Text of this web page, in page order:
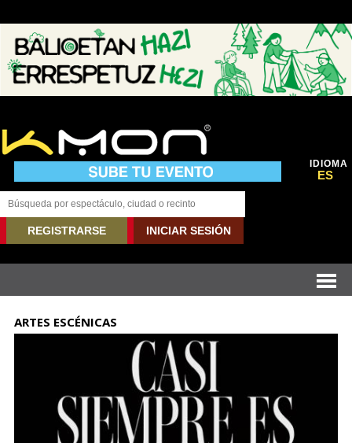
IDIOMA
ES
REGISTRARSE INICIAR SESIÓN
ARTES ESCÉNICAS